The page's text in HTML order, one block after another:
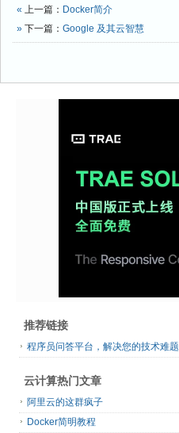
« 上一篇： Docker简介
» 下一篇： Google 及其云智慧
推荐链接
程序员问答平台，解决您的技术难题
云计算热门文章
阿里云的这群疯子
Docker简明教程